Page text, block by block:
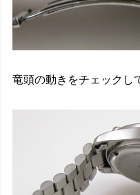
竜頭の動きをチェックし